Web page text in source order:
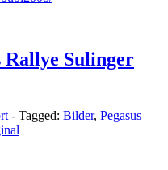
Rallye Sulinger
- Tagged: Bilder, Pegasus